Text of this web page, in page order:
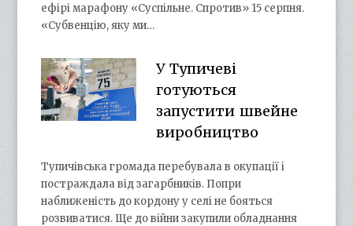
ефірі марафону «Суспільне. Спротив» 15 серпня.
«Субвенцію, яку ми…
У Тупичеві
готуються
запустити швейне
виробництво
Тупичівська громада перебувала в окупації і
постраждала від загарбників. Попри
наближеність до кордону у селі не бояться
розвиватися. Ще до війни закупили обладнання